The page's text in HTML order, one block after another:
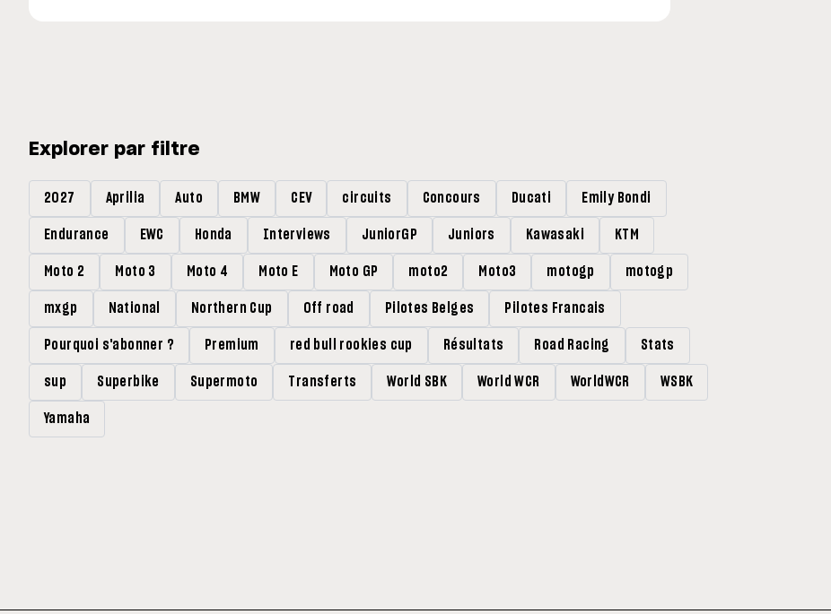
Explorer par filtre
2027 Aprilia Auto BMW CEV circuits Concours Ducati Emily Bondi
Endurance EWC Honda Interviews JuniorGP Juniors Kawasaki KTM
Moto 2 Moto 3 Moto 4 Moto E Moto GP moto2 Moto3 motogp motogp
mxgp National Northern Cup Off road Pilotes Belges Pilotes Francais
Pourquoi s'abonner ? Premium red bull rookies cup Résultats Road Racing Stats
sup Superbike Supermoto Transferts World SBK World WCR WorldWCR WSBK
Yamaha